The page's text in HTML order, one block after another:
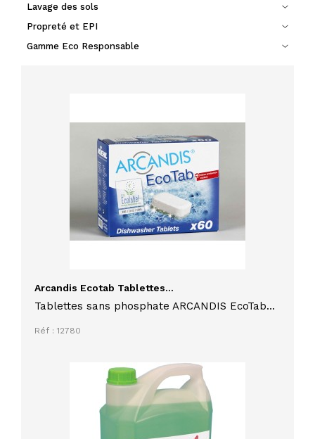
Lavage des sols
Propreté et EPI
Gamme Eco Responsable
Arcandis Ecotab Tablettes...
Tablettes sans phosphate ARCANDIS EcoTab
lave-vaisselle domestiques courant sur le
Réf : 12780